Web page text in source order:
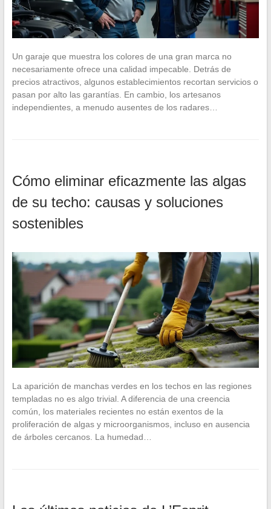
Un garaje que muestra los colores de una gran marca no
necesariamente ofrece una calidad impecable. Detrás de
precios atractivos, algunos establecimientos recortan servicios o
pasan por alto las garantías. En cambio, los artesanos
independientes, a menudo ausentes de los radares…
Cómo eliminar eficazmente las algas
de su techo: causas y soluciones
sostenibles
La aparición de manchas verdes en los techos en las regiones
templadas no es algo trivial. A diferencia de una creencia
común, los materiales recientes no están exentos de la
proliferación de algas y microorganismos, incluso en ausencia
de árboles cercanos. La humedad…